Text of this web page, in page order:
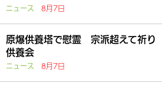
ニュース 8月7日
原爆供養塔で慰霊 宗派超えて祈
供養会
ニュース 8月7日